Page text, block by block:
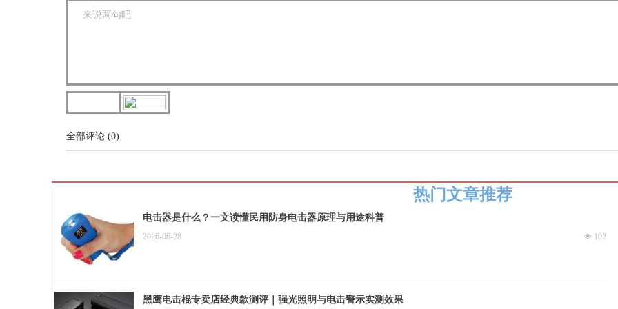
全部评论 (0)
热门文章推荐
电击器是什么？一文读懂民用防身电击器原理与用途科普
넶 102
2026-06-28
黑鹰电击棍专卖店经典款测评｜强光照明与电击警示实测效果